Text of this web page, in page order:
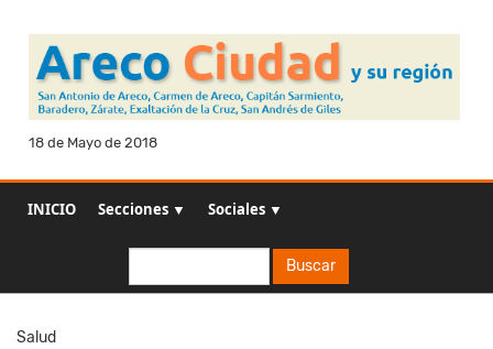
18 de Mayo de 2018
INICIO Secciones ▼ Sociales ▼
Buscar
Salud